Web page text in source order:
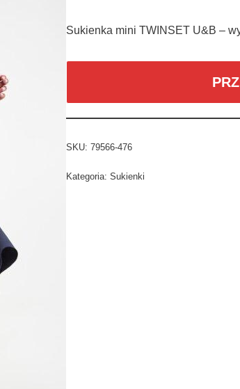
Sukienka mini TWINSET U&B –
SKU: 79566-476
Kategoria: Sukienki